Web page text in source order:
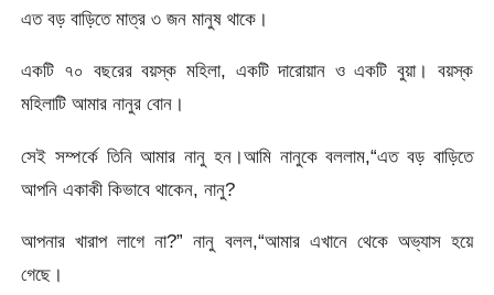
এত বড় বাড়িতে মাত্র ৩ জন মানুষ থাকে।
একটি ৭০ বছরের বয়স্ক মহিলা, একটি দারোয়ান ও একটি বুয়া। বয়স্ক
মহিলাটি আমার নানুর বোন।
সেই সম্পর্কে তিনি আমার নানু হন।আমি নানুকে বললাম,“এত বড় বাড়িতে
আপনি একাকী কিভাবে থাকেন, নানু?
আপনার খারাপ লাগে না?” নানু বলল,“আমার এখানে থেকে অভ্যাস হয়ে
গেছে।